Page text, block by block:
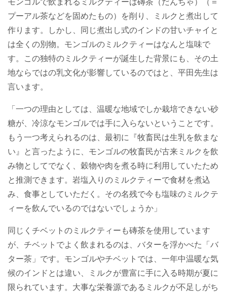
プーアル茶などを固めたもの）を削り、ミルクと煮出して
作ります。しかし、同じ煮出し式のインドの甘いチャイと
は全くの別物。モンゴルのミルクティーはなんと塩味で
す。この独特のミルクティーが誕生した背景にも、その土
地ならではの乳文化が影響しているのではと、平田先生は
言います。
「一つの理由としては、温暖な地域でしか栽培できない砂
糖が、冷涼なモンゴルでは手に入らないということです。
もう一つ考えられるのは、最初に『牧畜民は生乳を飲まな
い』と言ったように、モンゴルの牧畜民が古来ミルクを飲
み物としてでなく、穀物や肉を煮る時に利用していたため
と推測できます。岩塩入りのミルクティーで食材を煮込
み、食事としていただく。その名残で今も塩味のミルクテ
ィーを飲んでいるのではないでしょうか」
同じくチベットのミルクティーも磚茶を使用しています
が、チベットでよく飲まれるのは、バターを浮かべた「バ
ター茶」です。モンゴルやチベットでは、一年中温暖な気
候のインドとは違い、ミルクが豊富に手に入る時期が夏に
限られています。大事な栄養源であるミルクが不足しがち